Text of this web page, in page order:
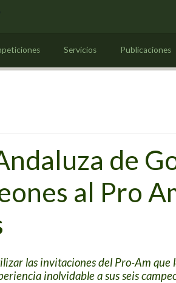
Servicios Publicaciones
de
al Pro
las invitaciones del Pro-Am
inolvidable a sus seis